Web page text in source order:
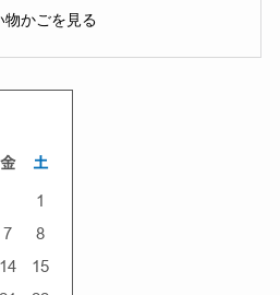
物かごを見る